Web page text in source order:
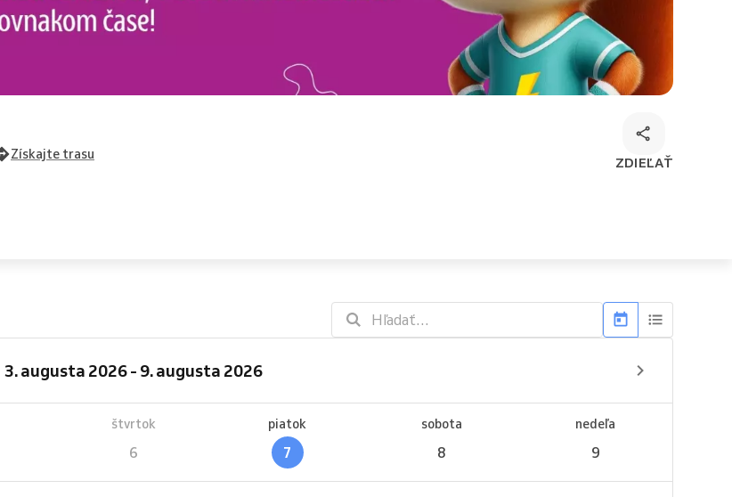
Získajte trasu
ZDIEĽAŤ
3. augusta 2026 - 9. augusta 2026
štvrtok
6
piatok
7
sobota
8
nedeľa
9